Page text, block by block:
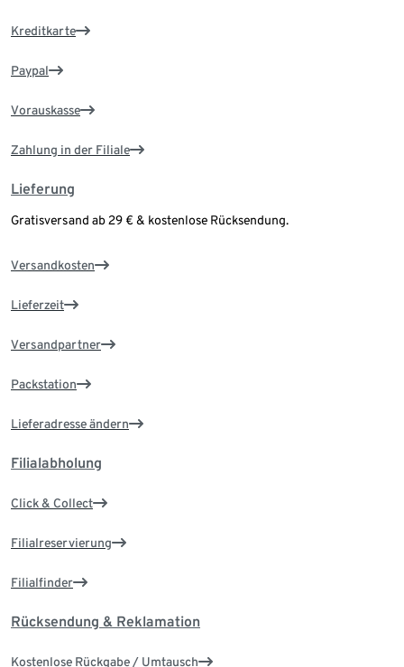
Kreditkarte
Paypal
Vorauskasse
Zahlung in der Filiale
Lieferung
Gratisversand ab 29 € & kostenlose Rücksendung.
Versandkosten
Lieferzeit
Versandpartner
Packstation
Lieferadresse ändern
Filialabholung
Click & Collect
Filialreservierung
Filialfinder
Rücksendung & Reklamation
Kostenlose Rückgabe / Umtausch